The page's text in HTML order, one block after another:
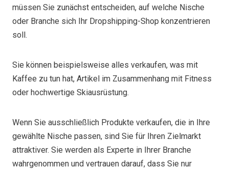
müssen Sie zunächst entscheiden, auf welche Nische
oder Branche sich Ihr Dropshipping-Shop konzentrieren
soll.
Sie können beispielsweise alles verkaufen, was mit
Kaffee zu tun hat, Artikel im Zusammenhang mit Fitness
oder hochwertige Skiausrüstung.
Wenn Sie ausschließlich Produkte verkaufen, die in Ihre
gewählte Nische passen, sind Sie für Ihren Zielmarkt
attraktiver. Sie werden als Experte in Ihrer Branche
wahrgenommen und vertrauen darauf, dass Sie nur